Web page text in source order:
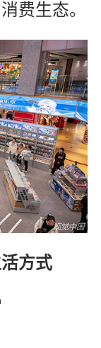
费生态。
方式